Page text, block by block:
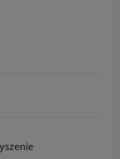
dostępne są cały